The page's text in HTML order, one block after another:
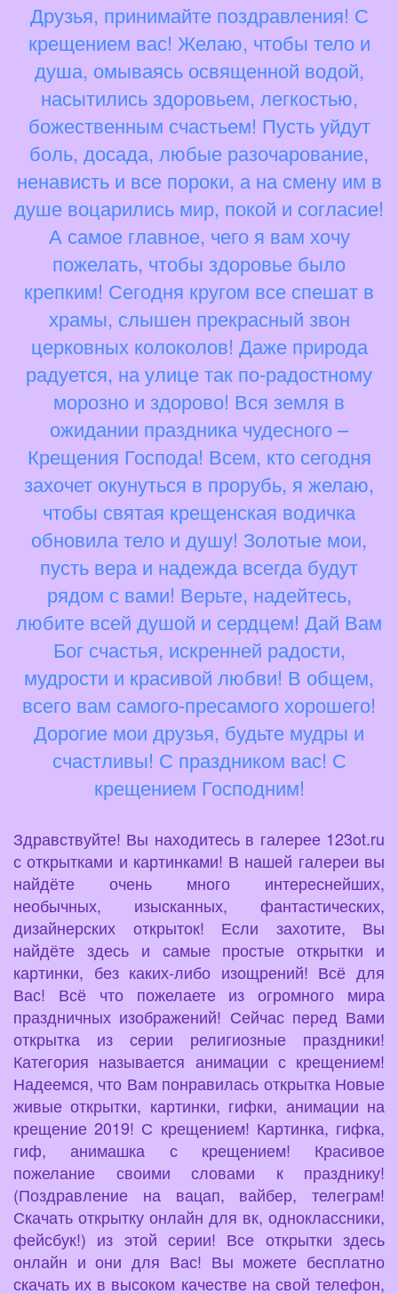
Друзья, принимайте поздравления! С
крещением вас! Желаю, чтобы тело и
душа, омываясь освященной водой,
насытились здоровьем, легкостью,
божественным счастьем! Пусть уйдут
боль, досада, любые разочарование,
ненависть и все пороки, а на смену им в
душе воцарились мир, покой и согласие!
А самое главное, чего я вам хочу
пожелать, чтобы здоровье было
крепким! Сегодня кругом все спешат в
храмы, слышен прекрасный звон
церковных колоколов! Даже природа
радуется, на улице так по-радостному
морозно и здорово! Вся земля в
ожидании праздника чудесного –
Крещения Господа! Всем, кто сегодня
захочет окунуться в прорубь, я желаю,
чтобы святая крещенская водичка
обновила тело и душу! Золотые мои,
пусть вера и надежда всегда будут
рядом с вами! Верьте, надейтесь,
любите всей душой и сердцем! Дай Вам
Бог счастья, искренней радости,
мудрости и красивой любви! В общем,
всего вам самого-пресамого хорошего!
Дорогие мои друзья, будьте мудры и
счастливы! С праздником вас! С
крещением Господним!
Здравствуйте! Вы находитесь в галерее 123ot.ru
с открытками и картинками! В нашей галереи вы
найдёте очень много интереснейших,
необычных, изысканных, фантастических,
дизайнерских открыток! Если захотите, Вы
найдёте здесь и самые простые открытки и
картинки, без каких-либо изощрений! Всё для
Вас! Всё что пожелаете из огромного мира
праздничных изображений! Сейчас перед Вами
открытка из серии религиозные праздники!
Категория называется анимации с крещением!
Надеемся, что Вам понравилась открытка Новые
живые открытки, картинки, гифки, анимации на
крещение 2019! С крещением! Картинка, гифка,
гиф, анимашка с крещением! Красивое
пожелание своими словами к празднику!
(Поздравление на вацап, вайбер, телеграм!
Скачать открытку онлайн для вк, одноклассники,
фейсбук!) из этой серии! Все открытки здесь
онлайн и они для Вас! Вы можете бесплатно
скачать их в высоком качестве на свой телефон,